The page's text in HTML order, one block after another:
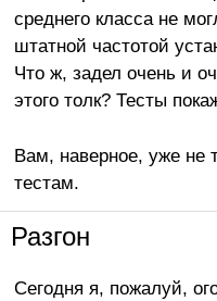
среднего класса не
штатной частотой
Что ж, задел очень и
этого толк? Тесты
Вам, наверное, уже не
тестам.
Разгон
Сегодня я, пожалуй,